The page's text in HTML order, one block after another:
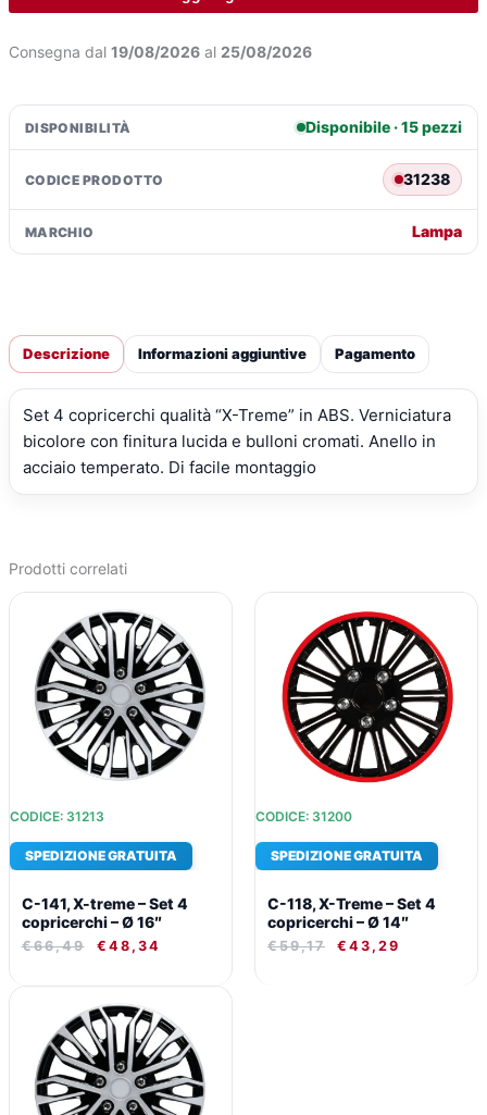
-
Ø
Consegna dal 19/08/2026al 25/08/2026
DISPONIBILITÀ Disponibile · 15 pezzi
CODICE PRODOTTO 31238
MARCHIO Lampa
Descrizione Informazioni aggiuntive Pagamento
Set 4 copricerchi qualità “X-Treme” in ABS. Verniciatura
bicolore con finitura lucida e bulloni cromati. Anello in
acciaio temperato. Di facile montaggio
Prodotti correlati
CODICE: 31213
SPEDIZIONE GRATUITA
C-141, X-treme – Set 4
copricerchi – Ø 16″
€66,49
PREZZO
ORIGINALE
ERA:
€66,49.
€ 48,34
PREZZO
ATTUALE
È:
€48,34.
CODICE: 31200
SPEDIZIONE GRATUITA
C-118, X-Treme – Set 4
copricerchi – Ø 14″
€59,17
PREZZO
ORIGINALE
ERA:
€59,17.
€ 43,29
PREZZO
ATTUALE
È:
€43,29.